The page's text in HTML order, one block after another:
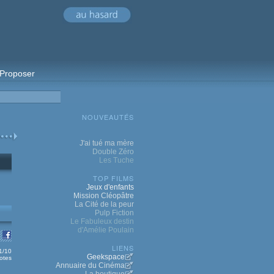
Proposer
10
NOUVEAUTÉS
J'ai tué ma mère
Double Zéro
Les Tuche
TOP FILMS
Jeux d'enfants
Mission Cléopâtre
La Cité de la peur
Pulp Fiction
Le Fabuleux destin
d'Amélie Poulain
LIENS
Geekspace
Annuaire du Cinéma